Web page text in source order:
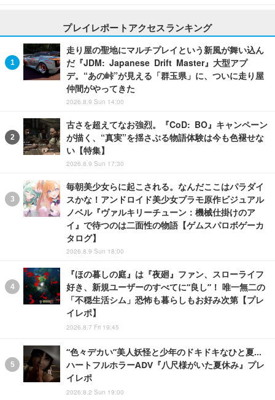
プレイレポートアクセスランキング
走り屋の聖地にマルチプレイという新風が舞い込ん
だ『JDM: Japanese Drift Master』大型アプ
デ。“あの峠”が見える「群玉県」に、ついに走り屋
仲間がやってきた
2026.8.9 Sun 14:00
古さを超えてなお強烈。『CoD: BO』キャンペーン
が描く、“真実”を揺さぶる物語体験は今も色褪せな
い【特集】
2026.8.9 Sun 17:30
毎朝美少女らに起こされる。なんだここはパラダイ
スかな！アンドロイド美少女プラモ原作ビジュアル
ノベル『ヴァルキリーチューン：機械仕掛けのア
イ』で待つのは二面性の物語【ゲムスパロボゲーカ
タログ】
2026.8.9 Sun 18:00
『ほの暮しの庭』は『夜廻』ファン、スローライフ
好き、新規ユーザーのすべてに“良し”！ 唯一無二の
「不穏生活シム」恐怖も暮らしもお好み次第【プレ
イレポ】
2026.8.7 Fri 19:45
“色々デカい”美人妖怪と少年のドキドキなひと夏…
ハートフルホラーADV『八尺様がいた夏休み』プレ
イレポ
2026.8.2 Sun 19:00